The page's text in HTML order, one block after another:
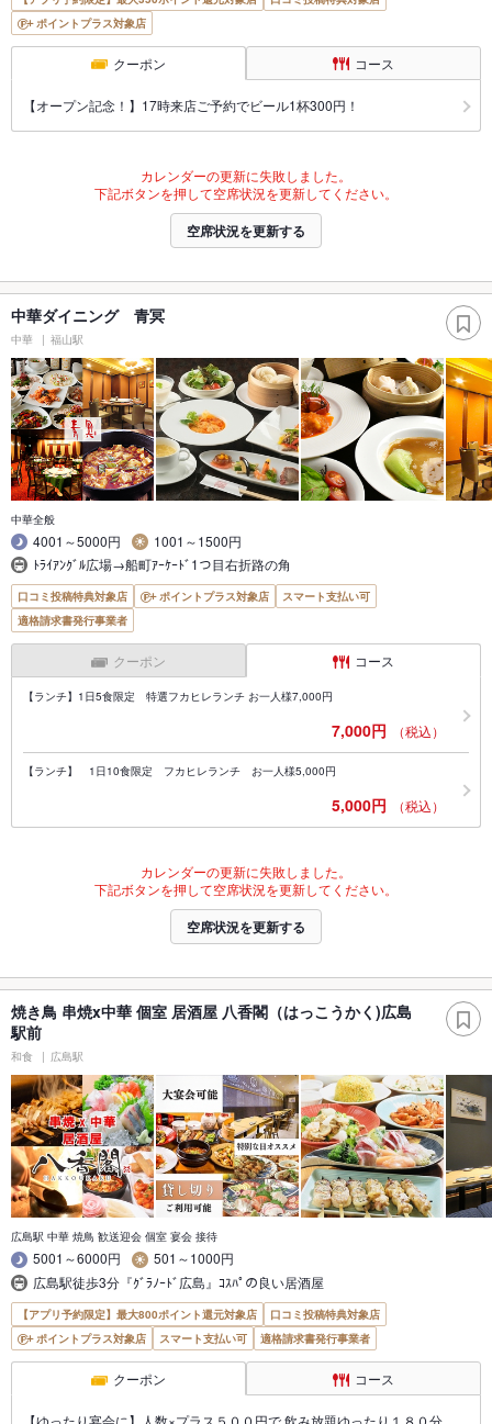
ポイントプラス対象店
クーポン コース
【オープン記念！】17時来店ご予約でビール1杯300円！
カレンダーの更新に失敗しました。
下記ボタンを押して空席状況を更新してください。
空席状況を更新する
中華ダイニング 青冥
中華 福山駅
中華全般
4001～5000円
1001～1500円
ﾄﾗｲｱﾝｸﾞﾙ広場→船町ｱｰｹｰﾄﾞ1つ目右折路の角
口コミ投稿特典対象店 ポイントプラス対象店
スマート支払い可
適格請求書発行事業者
クーポン コース
【ランチ】1日5食限定 特選フカヒレランチ お一人様7,000円
7,000円 （税込）
【ランチ】 1日10食限定 フカヒレランチ お一人様5,000円
5,000円 （税込）
カレンダーの更新に失敗しました。
下記ボタンを押して空席状況を更新してください。
空席状況を更新する
焼き鳥 串焼x中華 個室 居酒屋 八香閣（はっこうかく)広島
駅前
和食 広島駅
広島駅 中華 焼鳥 歓送迎会 個室 宴会 接待
5001～6000円
501～1000円
広島駅徒歩3分『ｸﾞﾗﾉｰﾄﾞ広島』ｺｽﾊﾟの良い居酒屋
【アプリ予約限定】最大800ポイント還元対象店
口コミ投稿特典対象店
ポイントプラス対象店
スマート支払い可 適格請求書発行事業者
クーポン コース